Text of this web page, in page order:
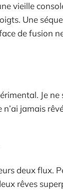
vieille
Une
de fusion
Je ne
n’ai jamais
deux flux.
rêves